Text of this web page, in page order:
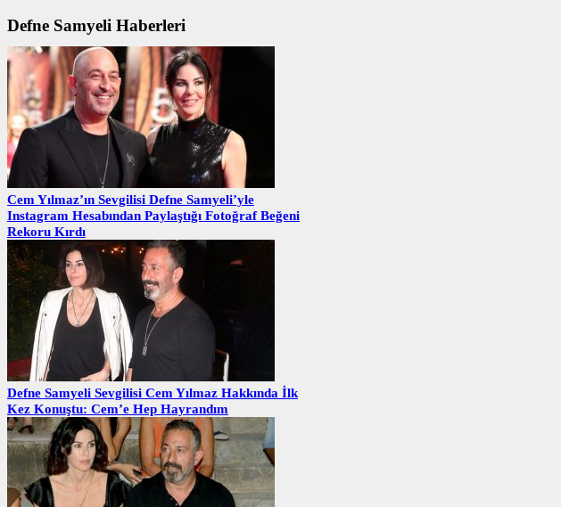
Defne Samyeli Haberleri
Cem Yılmaz’ın Sevgilisi Defne Samyeli’yle
Instagram Hesabından Paylaştığı Fotoğraf Beğeni
Rekoru Kırdı
Defne Samyeli Sevgilisi Cem Yılmaz Hakkında İlk
Kez Konuştu: Cem’e Hep Hayrandım